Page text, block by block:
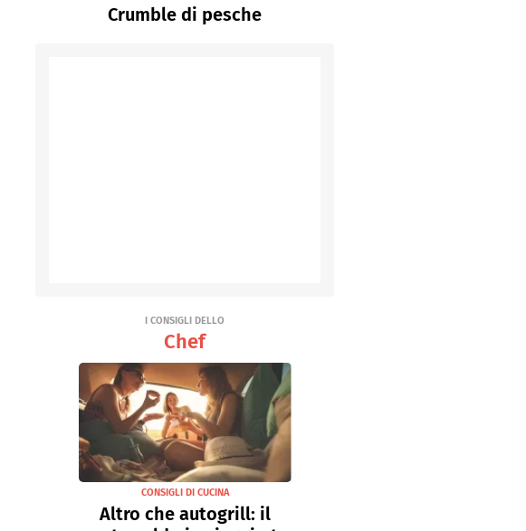
Crumble di pesche
I CONSIGLI DELLO
Chef
CONSIGLI DI CUCINA
Altro che autogrill: il